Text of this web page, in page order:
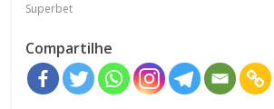
Superbet
Compartilhe